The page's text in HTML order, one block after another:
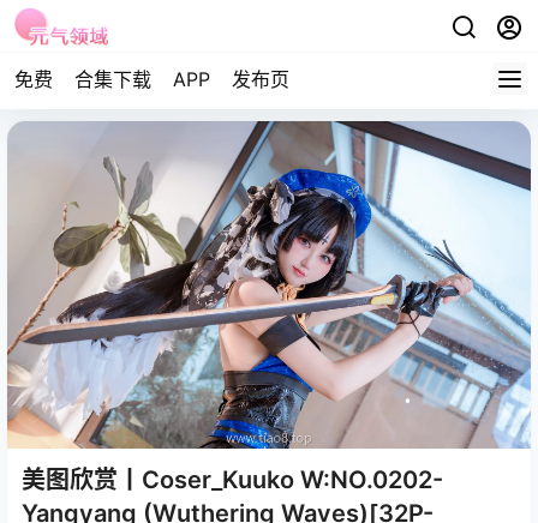
免费 合集下载 APP 发布页
美图欣赏丨Coser_Kuuko W:NO.0202-
Yangyang (Wuthering Waves)[32P-